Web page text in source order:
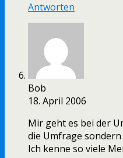
Antworten
Bob
18. April 2006
Mir geht es bei der
die Umfrage
Ich kenne so viele